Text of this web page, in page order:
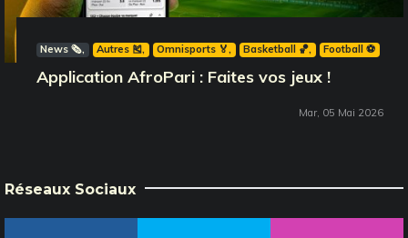
News 🗞️ Autres 🎽 Omnisports 🏅 Basketball 🏀 Football ⚽️
Application AfroPari : Faites vos jeux !
Mar, 05 Mai 2026
Réseaux Sociaux